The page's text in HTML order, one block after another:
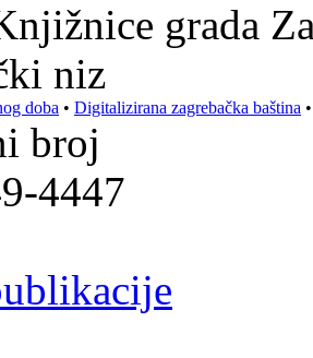
grada
niz
doba • Digitalizirana zagrebačka baština
broj
4447